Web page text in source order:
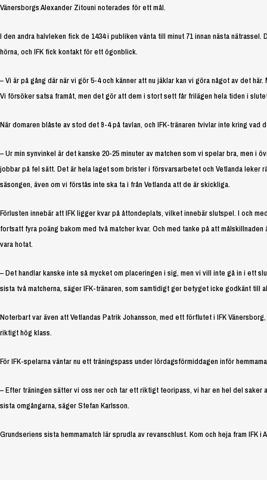
Vänersborgs Alexander Zitouni noterades för ett mål.
I den andra halvleken fick de 1434 i publiken vänta till minut 71 innan nästa
hörna, och IFK fick kontakt för ett ögonblick.
– Vi är på gång där när vi gör 5-4 och känner att nu jäklar kan vi göra något av det
Vi försöker satsa framåt, men det gör att dem i stort sett får frilägen hela tiden i
När domaren blåste av stod det 9-4 på tavlan, och IFK-tränaren tvivlar inte kring vad
– Ur min synvinkel är det kanske 20-25 minuter av matchen som vi spelar bra, men i
jobbar på fel sätt. Det är hela laget som brister i försvarsarbetet och Vetlanda leker
säsongen, även om vi förstås inte ska ta i från Vetlanda att de är skickliga.
Förlusten innebär att IFK ligger kvar på åttondeplats, vilket innebär slutspel. I och
fortsatt fyra poäng bakom med två matcher kvar. Och med tanke på att
vara hotat.
– Det handlar kanske inte så mycket om placeringen i sig, men vi vill inte gå in i ett
sista två matcherna, säger IFK-tränaren, som samtidigt ger betyget icke godkänt till
Noterbart var även att Vetlandas Patrik Johansson, med ett förflutet i IFK
riktigt hög klass.
För IFK-spelarna väntar nu ett träningspass under lördagsförmiddagen inför
– Efter träningen sätter vi oss ner och tar ett riktigt teoripass, vi har en hel del
sista omgångarna, säger Stefan Karlsson.
Grundseriens sista hemmamatch lär sprudla av revanschlust. Kom och heja fram IFK i